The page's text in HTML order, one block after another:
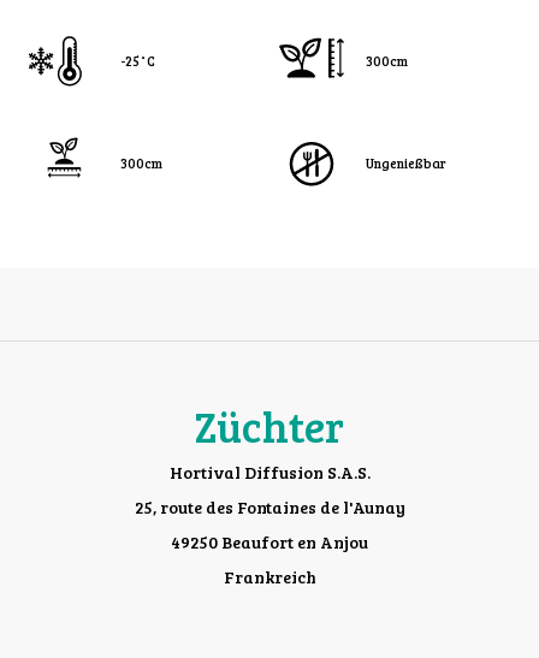
-25˚C 300cm
300cm Ungenießbar
Züchter
Hortival Diffusion S.A.S.
25, route des Fontaines de l'Aunay
49250 Beaufort en Anjou
Frankreich